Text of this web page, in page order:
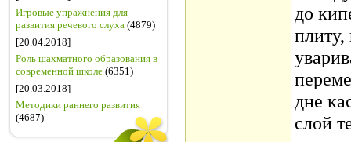
Игровые упражнения для
развития речевого слуха (4879)
[20.04.2018]
Роль шахматного образования в
современной школе (6351)
[20.03.2018]
Методики раннего развития
(4687)
до
дне
слой